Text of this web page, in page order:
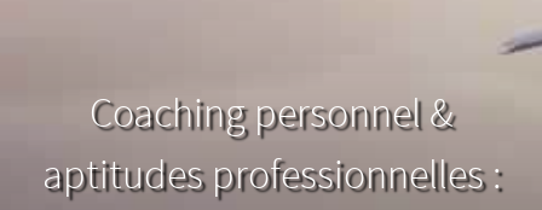
Coaching personnel &
aptitudes professionnelles :